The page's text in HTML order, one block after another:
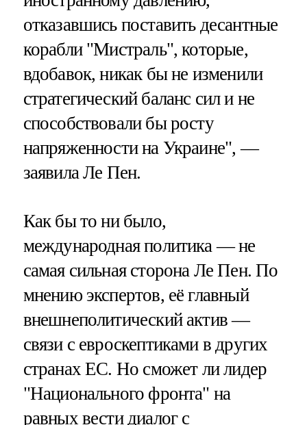
отказавшись поставить десантные
корабли "Мистраль", которые,
вдобавок, никак бы не изменили
стратегический баланс сил и не
способствовали бы росту
напряженности на Украине", —
заявила Ле Пен.
Как бы то ни было,
международная политика — не
самая сильная сторона Ле Пен. По
мнению экспертов, её главный
внешнеполитический актив —
связи с евроскептиками в других
странах ЕС. Но сможет ли лидер
"Национального фронта" на
равных вести диалог с